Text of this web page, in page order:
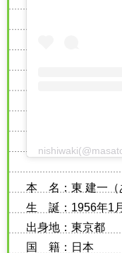
本 名：東 建一（
生 誕：1956年1
出身地：東京都
国 籍：日本